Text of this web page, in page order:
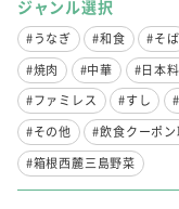
ジャンル選択
#うなぎ #和食 #そば
#焼肉
#中華 #日本
#ファミレス
#すし
#その他
#飲食クーポ
#箱根西麓三島野菜